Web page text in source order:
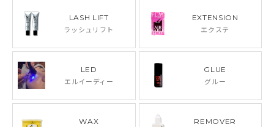
LASH LIFT
ラッシュリフト
EXTENSION
エクステ
LED
エルイーディー
GLUE
グルー
WAX REMOVER